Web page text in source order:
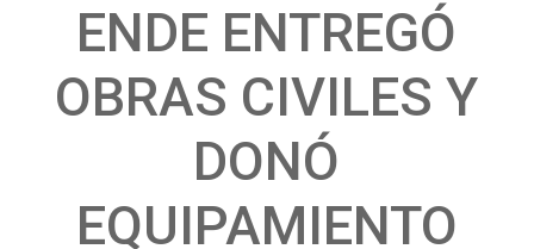
ENDE ENTREGÓ
OBRAS CIVILES Y
DONÓ
EQUIPAMIENTO